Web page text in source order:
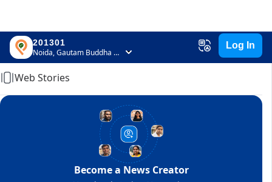
201301
Noida, Gautam Buddha Nagar, Uttar Pradesh
Log In
Home
Web Stories
Become a News Creator